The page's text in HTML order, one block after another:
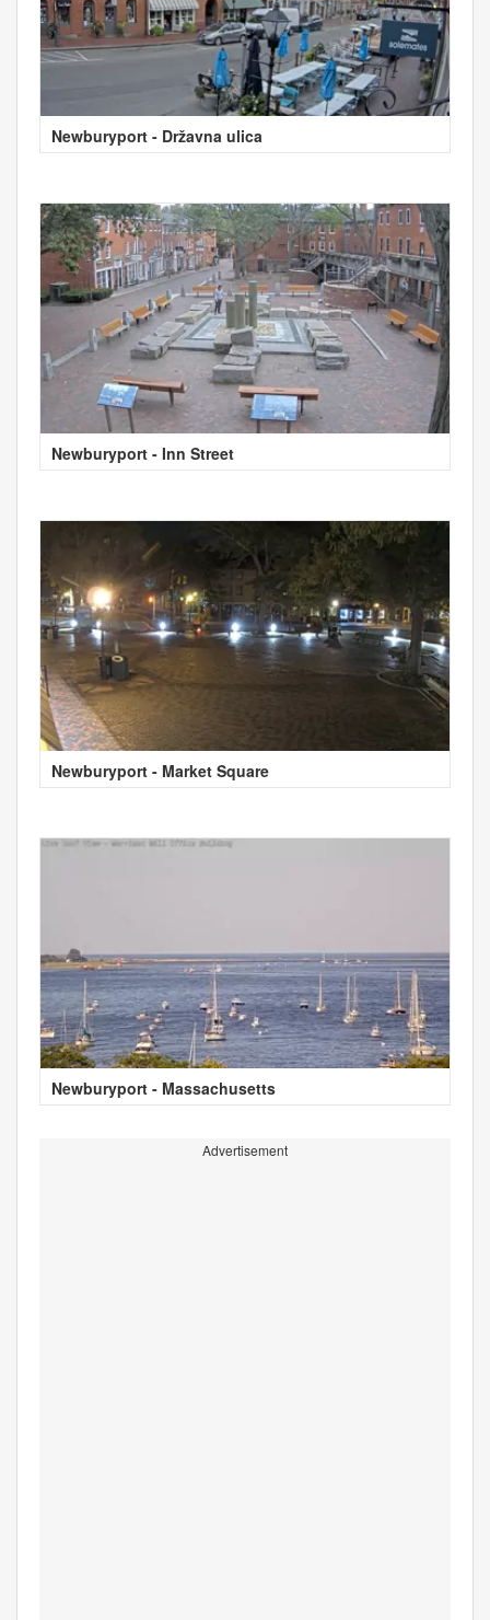
Newburyport - Državna ulica
Newburyport - Inn Street
Newburyport - Market Square
Newburyport - Massachusetts
Advertisement